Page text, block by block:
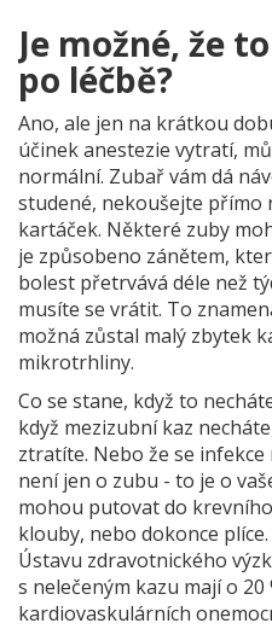
Je možné, že
po léčbě?
Ano, ale jen na krátkou
účinek anestezie vytratí,
normální. Zubař vám dá
studené, nekoušejte přímo
kartáček. Některé zuby
je způsobeno zánětem,
bolest přetrvává déle než
musíte se vrátit. To
možná zůstal malý zbytek
mikrotrhliny.
Co se stane, když to
když mezizubní kaz
ztratíte. Nebo že se
není jen o zubu - to je o
mohou putovat do
klouby, nebo dokonce
Ústavu zdravotnického
s nelečeným kazu mají o 20
kardiovaskulárních